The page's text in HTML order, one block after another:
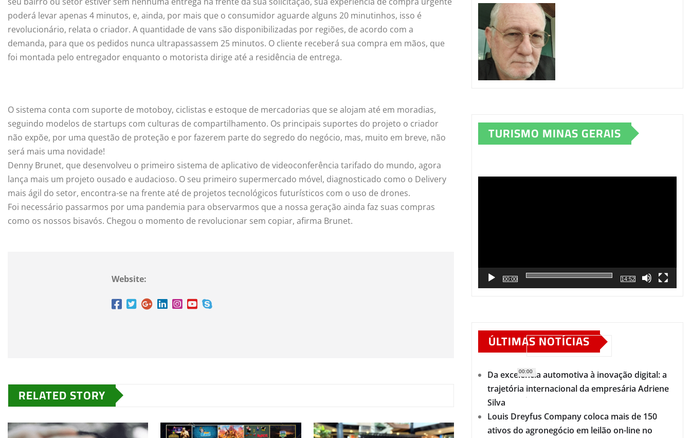
poderá levar apenas 4 minutos, e, ainda, por mais que o consumidor aguarde alguns 20 minutinhos, isso é
revolucionário, relata o criador. A quantidade de vans são disponibilizadas por regiões, de acordo com a
demanda, para que os pedidos nunca ultrapassassem 25 minutos. O cliente receberá sua compra em mãos, que
foi montada pelo entregador enquanto o motorista dirige até a residência de entrega.
O sistema conta com suporte de motoboy, ciclistas e estoque de mercadorias que se alojam até em moradias,
seguindo modelos de startups com culturas de compartilhamento. Os principais suportes do projeto o criador
não expõe, por uma questão de proteção e por fazerem parte do segredo do negócio, mas, muito em breve, não
será mais uma novidade!
Denny Brunet, que desenvolveu o primeiro sistema de aplicativo de videoconferência tarifado do mundo, agora
lança mais um projeto ousado e audacioso. O seu primeiro supermercado móvel, diagnosticado como o Delivery
mais ágil do setor, encontra-se na frente até de projetos tecnológicos futurísticos com o uso de drones.
Foi necessário passarmos por uma pandemia para observarmos que a nossa geração ainda faz suas compras
como os nossos bisavós. Chegou o momento de revolucionar sem copiar, afirma Brunet.
Website:
RELATED STORY
TURISMO MINAS GERAIS
00:00
00:00
14:52
ÚLTIMAS NOTÍCIAS
Da excelência automotiva à inovação digital: a
trajetória internacional da empresária Adriene
Silva
Louis Dreyfus Company coloca mais de 150
ativos do agronegócio em leilão on-line no